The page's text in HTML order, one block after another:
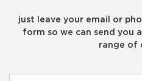
just leave your email or
form so we can send you
range of